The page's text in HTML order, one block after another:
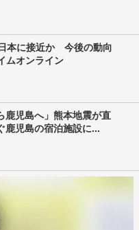
本に接近か 今後の動向
ムオンライン
鹿児島へ」熊本地震が直
鹿児島の宿泊施設に...